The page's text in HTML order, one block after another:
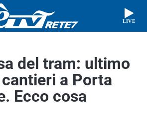
LIVE
del tram: ultimo
a Porta
Ecco cosa